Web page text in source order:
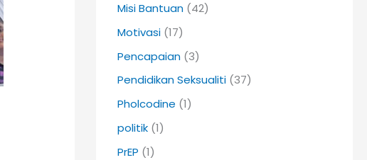
Misi Bantuan(42)
Motivasi(17)
Pencapaian(3)
Pendidikan Seksualiti(37)
Pholcodine (1)
politik(1)
PrEP (1)